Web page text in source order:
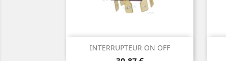
INTERRUPTEUR ON OFF
Aperçu rapide